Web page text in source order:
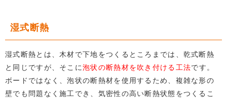
湿式断熱
湿式断熱とは、木材で下地をつくるところまでは、乾式断熱
と同じですが、そこに泡状の断熱材を吹き付ける工法です。
ボードではなく、泡状の断熱材を使用するため、複雑な形の
壁でも問題なく施工でき、気密性の高い断熱状態をつくるこ